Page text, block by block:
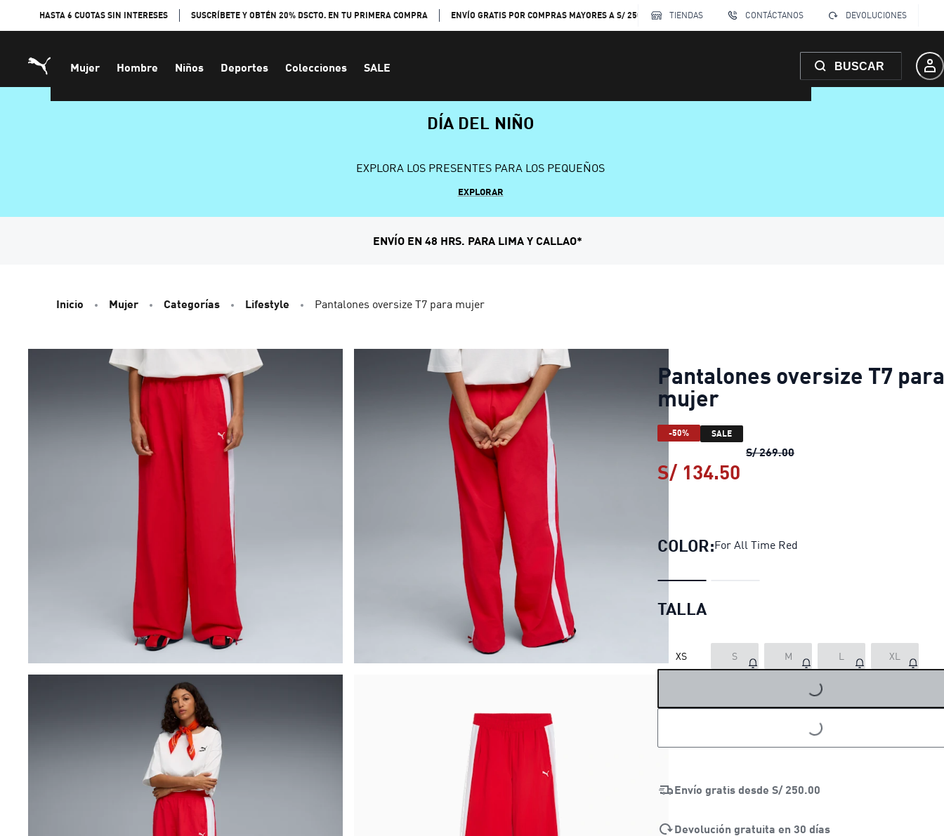
HASTA 6 CUOTAS SIN INTERESES SUSCRÍBETE Y OBTÉN 20% DSCTO. EN TU PRIMERA COMPRA ENVÍO GRATIS POR COMPRAS MAYORES A S/ 250 TIENDAS CONTÁCTANOS DEVOLUCIONES
Mujer Hombre Niños Deportes Colecciones SALE BUSCAR
DÍA DEL NIÑO
EXPLORA LOS PRESENTES PARA LOS PEQUEÑOS
EXPLORAR
ENVÍO EN 48 HRS. PARA LIMA Y CALLAO*
Inicio Mujer Categorías Lifestyle Pantalones oversize T7 para mujer
Pantalones oversize T7 para
mujer
-50% SALE
S/ 269.00Pantalones oversize T7
S/ 134.50
COLOR:For All Time Red
TALLA
XS S M L XL
LOADING...
LOADING...
Envío gratis desde S/ 250.00
Devolución gratuita en 30 días